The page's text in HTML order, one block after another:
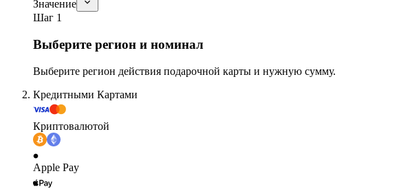
Значение
Шаг 1
Выберите регион и номинал
Выберите регион действия подарочной карты и нужную сумму.
Кредитными Картами
Криптовалютой
Apple Pay